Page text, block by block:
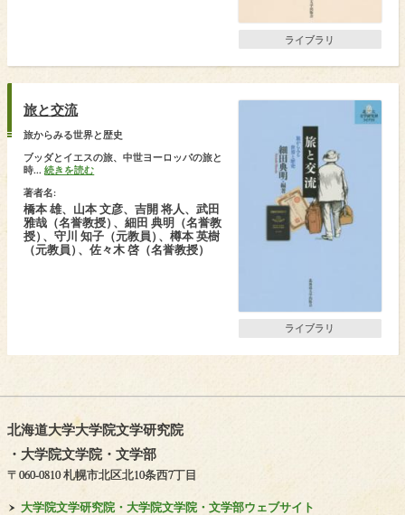
ライブラリ
旅と交流
旅からみる世界と歴史
ブッダとイエスの旅、中世ヨーロッパの旅と
時...続きを読む
著者名:
橋本 雄、山本 文彦、吉開 将人、武田
雅哉（名誉教授） 、細田 典明（名誉教
授） 、守川 知子（元教員） 、樽本 英樹
（元教員） 、佐々木 啓（名誉教授）
ライブラリ
北海道大学大学院文学研究院
・ 大学院文学院・ 文学部
〒060-0810 札幌市北区北10条西7丁目
大学院文学研究院・ 大学院文学院・ 文学部ウェブサイト